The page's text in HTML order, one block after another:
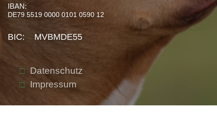
IBAN:
DE79 5519 0000 0101 0590 12
BIC: MVBMDE55
Datenschutz
Impressum